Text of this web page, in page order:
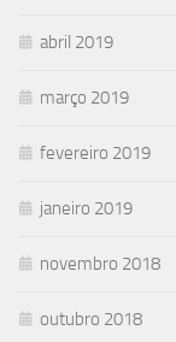
abril 2019
março 2019
fevereiro 2019
janeiro 2019
novembro 2018
outubro 2018